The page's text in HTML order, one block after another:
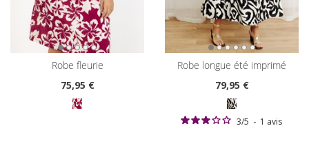
robe fleurie
75,95 €
robe longue été imprimé
79,95 €
3/5 - 1 avis